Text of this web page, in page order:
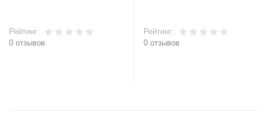
Рейтинг:
0 отзывов
Рейтинг:
0 отзывов